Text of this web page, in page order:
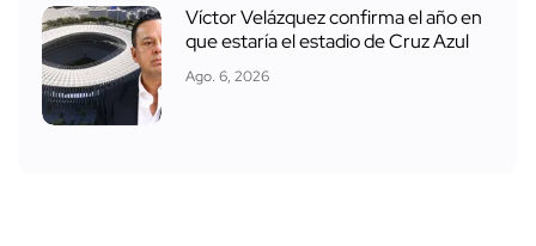
Víctor Velázquez confirma el año en
que estaría el estadio de Cruz Azul
Ago. 6, 2026